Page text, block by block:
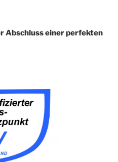
Abschluss einer perfekten